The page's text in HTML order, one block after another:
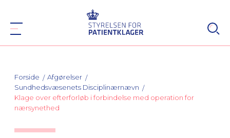
Forside
Afgørelser
Sundhedsvæsenets Disciplinærnævn
Klage over efterforløb i forbindelse med operation for
nærsynethed